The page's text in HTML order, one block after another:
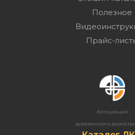
Полезное
Прайс-
Ассоциация
деревянного